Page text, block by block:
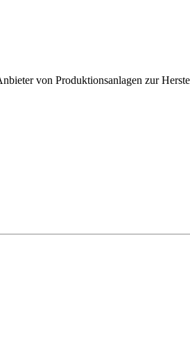
von Produktionsanlagen zur